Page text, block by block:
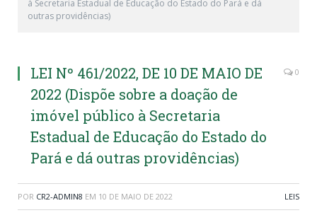
à Secretaria Estadual de Educação do Estado do Pará e dá
outras providências)
LEI Nº 461/2022, DE 10 DE MAIO DE
2022 (Dispõe sobre a doação de
imóvel público à Secretaria
Estadual de Educação do Estado do
Pará e dá outras providências)
0
POR CR2-ADMIN8 EM 10 DE MAIO DE 2022 LEIS